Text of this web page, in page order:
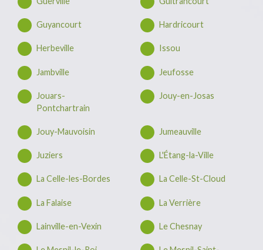
Guyancourt Hardricourt
Herbeville Issou
Jambville Jeufosse
Jouars-
Pontchartrain
Jouy-en-Josas
Jouy-Mauvoisin Jumeauville
Juziers L'Étang-la-Ville
La Celle-les-Bordes La Celle-St-Cloud
La Falaise La Verrière
Lainville-en-Vexin Le Chesnay